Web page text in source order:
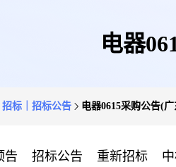
电器
招标｜招标公告 电器0615采购公告(
告 招标公告 重新招标